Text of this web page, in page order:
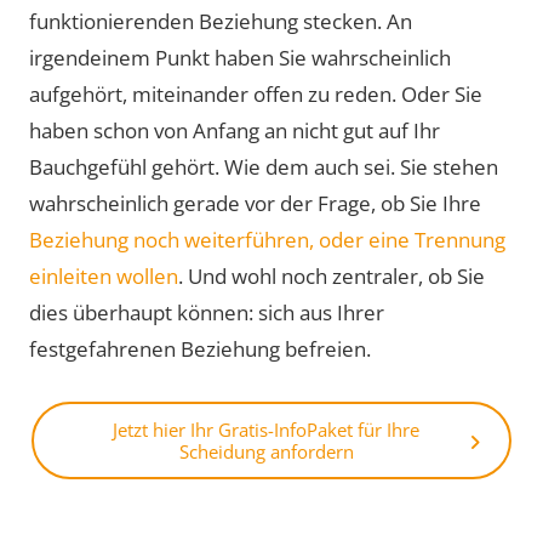
funktionierenden Beziehung stecken. An
irgendeinem Punkt haben Sie wahrscheinlich
aufgehört, miteinander offen zu reden. Oder Sie
haben schon von Anfang an nicht gut auf Ihr
Bauchgefühl gehört. Wie dem auch sei. Sie stehen
wahrscheinlich gerade vor der Frage, ob Sie Ihre
Beziehung noch weiterführen, oder eine Trennung
einleiten wollen. Und wohl noch zentraler, ob Sie
dies überhaupt können: sich aus Ihrer
festgefahrenen Beziehung befreien.
Jetzt hier Ihr Gratis-InfoPaket für Ihre
Scheidung anfordern